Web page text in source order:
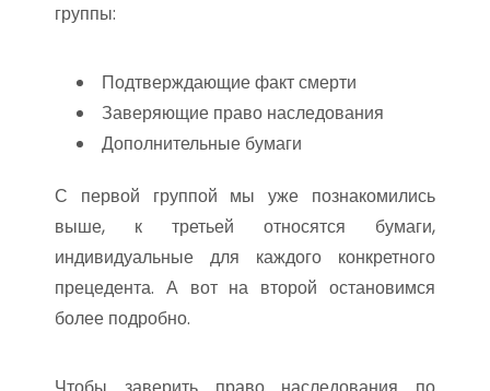
группы:
Подтверждающие факт смерти
Заверяющие право наследования
Дополнительные бумаги
С первой группой мы уже познакомились
выше, к третьей относятся бумаги,
индивидуальные для каждого конкретного
прецедента. А вот на второй остановимся
более подробно.